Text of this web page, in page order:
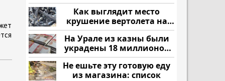
Как выглядит место
крушение вертолета на
Кавказе: смотреть
На Урале из казны были
украдены 18 миллионов
рублей
Не ешьте эту готовую еду
из магазина: список